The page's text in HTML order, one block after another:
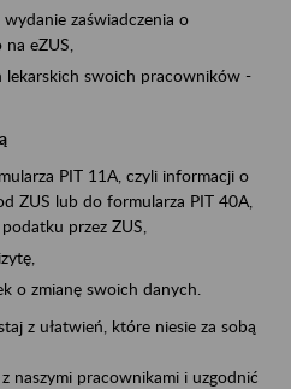
wydanie zaświadczenia o
eZUS,
lekarskich swoich pracowników -
PIT 11A, czyli informacji o
ZUS lub do formularza PIT 40A,
przez ZUS,
o zmianę swoich danych.
z ułatwień, które niesie za sobą
naszymi pracownikami i uzgodnić